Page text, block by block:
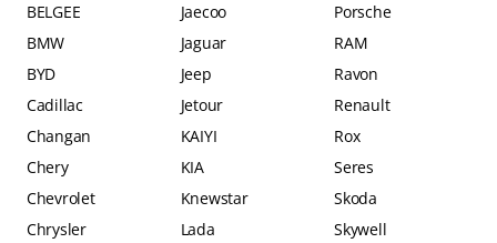
BELGEE
BMW
BYD
Cadillac
Changan
Chery
Chevrolet
Chrysler
Jaecoo
Jaguar
Jeep
Jetour
KAIYI
KIA
Knewstar
Lada
Porsche
RAM
Ravon
Renault
Rox
Seres
Skoda
Skywell